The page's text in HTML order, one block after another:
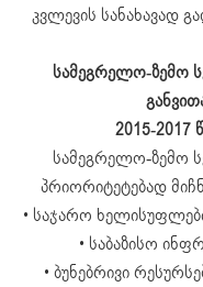
კვლევის სანახავად
სამეგრელო-ზემო
2015-2017
სამეგრელო-ზემო
პრიორიტეტებად
• საჯარო
• საბაზისო
• ბუნებრივი